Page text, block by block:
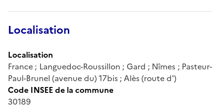
Localisation
Localisation
France ; Languedoc-Roussillon ; Gard ; Nîmes ; Pasteur-
Paul-Brunel (avenue du) 17bis ; Alès (route d')
Code INSEE de la commune
30189